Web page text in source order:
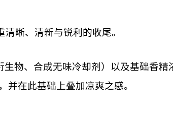
晰、清新与锐利的收尾。
物、合成无味冷却剂）以及基础香精
在此基础上叠加凉爽之感。